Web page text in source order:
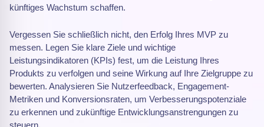
künftiges Wachstum schaffen.
Vergessen Sie schließlich nicht, den Erfolg Ihres MVP zu
messen. Legen Sie klare Ziele und wichtige
Leistungsindikatoren (KPIs) fest, um die Leistung Ihres
Produkts zu verfolgen und seine Wirkung auf Ihre Zielgruppe zu
bewerten. Analysieren Sie Nutzerfeedback, Engagement-
Metriken und Konversionsraten, um Verbesserungspotenziale
zu erkennen und zukünftige Entwicklungsanstrengungen zu
steuern.